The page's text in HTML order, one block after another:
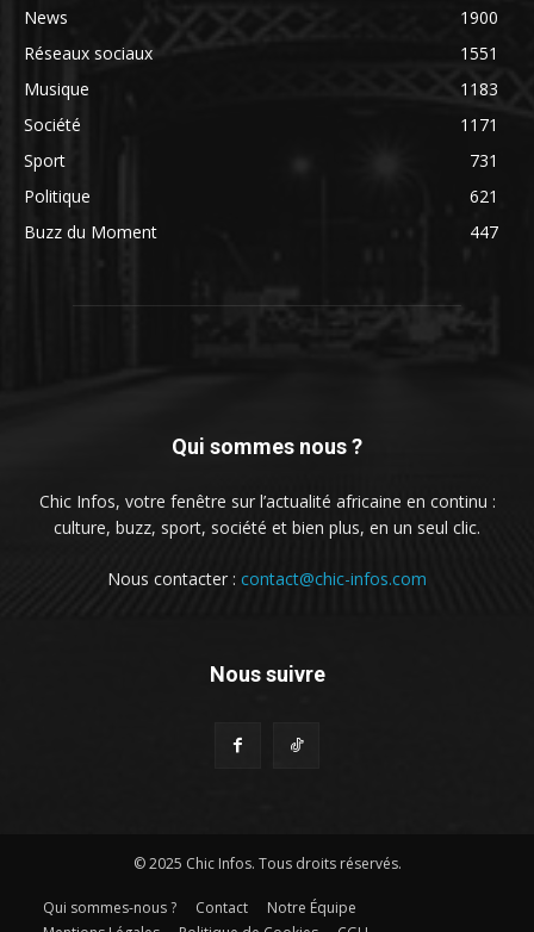
News
1900
Réseaux sociaux
1551
Musique
1183
Société
1171
Sport
731
Politique
621
Buzz du Moment
447
Qui sommes nous ?
Chic Infos, votre fenêtre sur l’actualité africaine en continu :
culture, buzz, sport, société et bien plus, en un seul clic.
Nous contacter : contact@chic-infos.com
Nous suivre
© 2025 Chic Infos. Tous droits réservés.
Qui sommes-nous ? Contact
Notre Équipe